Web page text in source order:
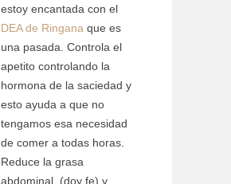
estoy encantada con el
DEA de Ringana que es
una pasada. Controla el
apetito controlando la
hormona de la saciedad y
esto ayuda a que no
tengamos esa necesidad
de comer a todas horas.
Reduce la grasa
abdominal, (doy fe) y